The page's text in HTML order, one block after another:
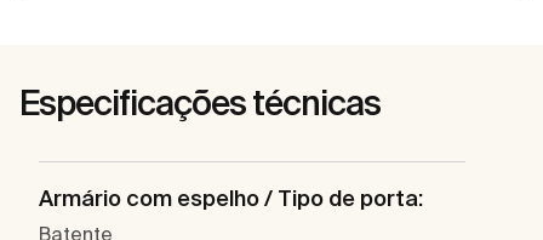
Especificações técnicas
Armário com espelho / Tipo de porta:
Batente